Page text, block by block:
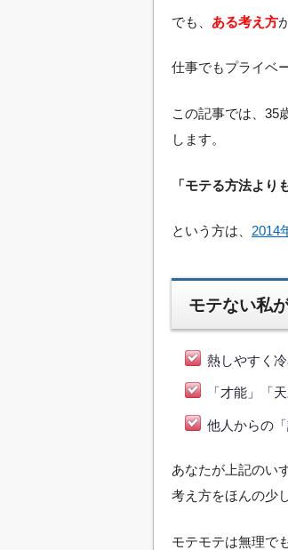
でも、 ある考え方
仕事でもプライベ
この記事では、35
します。
「モテる方法より
という方は、 2014
モテない私
熱しやすく
「才能」「
他人からの
あなたが上記のい
考え方をほんの少
モテモテは無理で